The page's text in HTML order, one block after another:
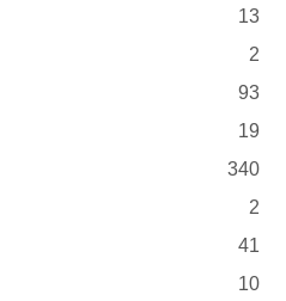
13
2
93
19
340
2
41
10